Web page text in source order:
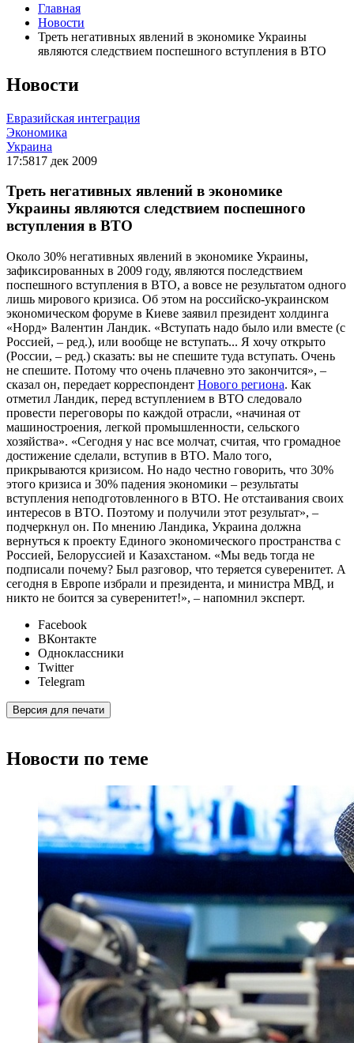
Главная
Новости
Треть негативных явлений в экономике Украины
являются следствием поспешного вступления в ВТО
Новости
Евразийская интеграция
Экономика
Украина
17:5817 дек 2009
Треть негативных явлений в экономике
Украины являются следствием поспешного
вступления в ВТО
Около 30% негативных явлений в экономике Украины,
зафиксированных в 2009 году, являются последствием
поспешного вступления в ВТО, а вовсе не результатом одного
лишь мирового кризиса. Об этом на российско-украинском
экономическом форуме в Киеве заявил президент холдинга
«Норд» Валентин Ландик. «Вступать надо было или вместе (с
Россией, – ред.), или вообще не вступать... Я хочу открыто
(России, – ред.) сказать: вы не спешите туда вступать. Очень
не спешите. Потому что очень плачевно это закончится», –
сказал он, передает корреспондент Нового региона. Как
отметил Ландик, перед вступлением в ВТО следовало
провести переговоры по каждой отрасли, «начиная от
машиностроения, легкой промышленности, сельского
хозяйства». «Сегодня у нас все молчат, считая, что громадное
достижение сделали, вступив в ВТО. Мало того,
прикрываются кризисом. Но надо честно говорить, что 30%
этого кризиса и 30% падения экономики – результаты
вступления неподготовленного в ВТО. Не отстаивания своих
интересов в ВТО. Поэтому и получили этот результат», –
подчеркнул он. По мнению Ландика, Украина должна
вернуться к проекту Единого экономического пространства с
Россией, Белоруссией и Казахстаном. «Мы ведь тогда не
подписали почему? Был разговор, что теряется суверенитет. А
сегодня в Европе избрали и президента, и министра МВД, и
никто не боится за суверенитет!», – напомнил эксперт.
Facebook
ВКонтакте
Одноклассники
Twitter
Telegram
Версия для печати
Новости по теме